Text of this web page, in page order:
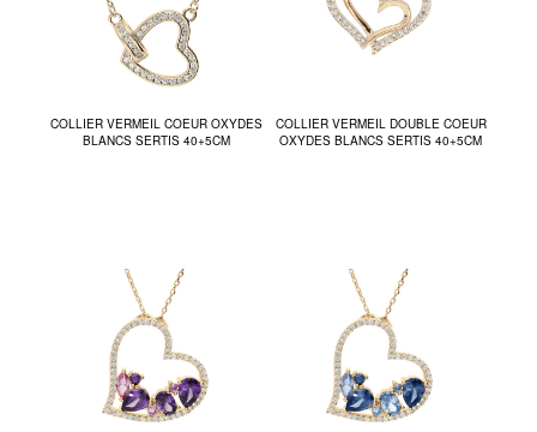
COLLIER VERMEIL COEUR OXYDES
BLANCS SERTIS 40+5CM
COLLIER VERMEIL DOUBLE COEUR
OXYDES BLANCS SERTIS 40+5CM